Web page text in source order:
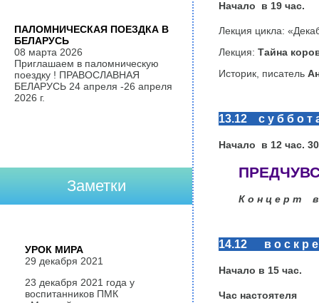
Начало в 19час.
Лекция цикла:
Лекция: Тайна
Историк, писатель
13.12 с у б б о т
Начало в 12 час.
К о н ц е р т
14.12 в о с к р е
Начало в 15 час.
Час настоятеля
ПАЛОМНИЧЕСКАЯ ПОЕЗДКА В
БЕЛАРУСЬ
08 марта 2026
Приглашаем в паломническую
поездку ! ПРАВОСЛАВНАЯ
БЕЛАРУСЬ 24 апреля -26 апреля
2026 г.
Заметки
УРОК МИРА
29 декабря 2021
23 декабря 2021 года у
воспитанников ПМК